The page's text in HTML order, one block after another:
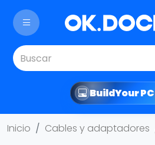
BuildYour PC
Inicio Cables y adaptadores